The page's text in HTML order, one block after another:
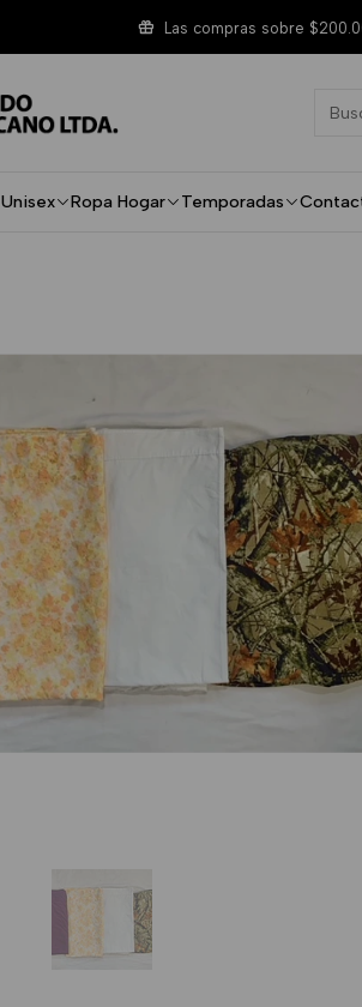
Unisex Ropa Hogar Temporadas
Las compras sobre
Sabanas Surtidas Standard Toda